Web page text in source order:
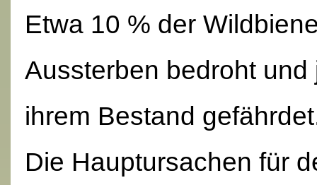
Etwa 10 % der
Aussterben bedroht
ihrem Bestand
Die Hauptursachen für